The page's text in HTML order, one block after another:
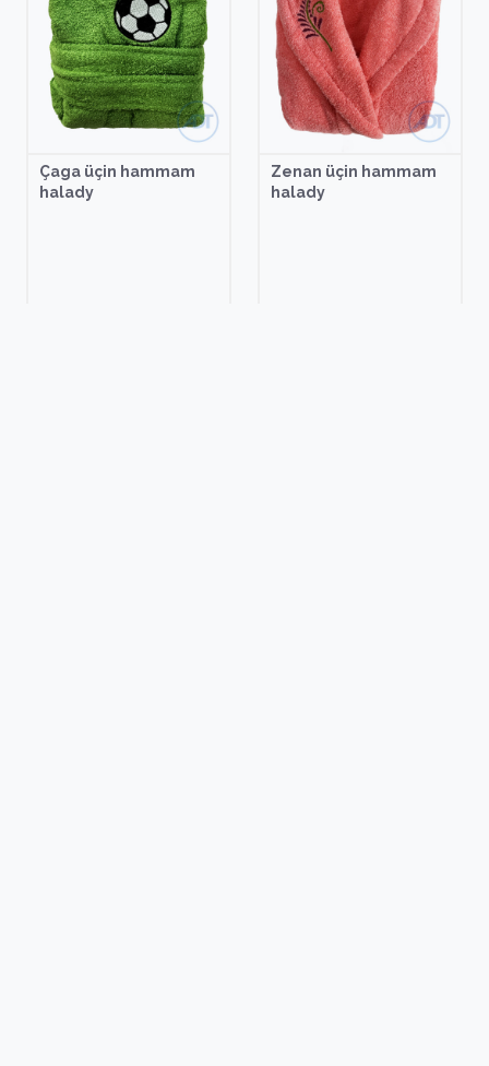
Çaga üçin hammam
halady
Zenan üçin hammam
halady